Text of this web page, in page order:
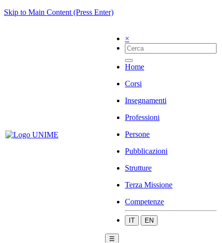
Skip to Main Content (Press Enter)
×
Home
Corsi
Insegnamenti
Professioni
Persone
Pubblicazioni
Strutture
Terza Missione
Competenze
IT EN
☰